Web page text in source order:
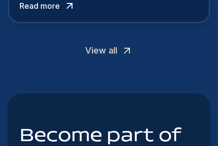
attract the best profiles.
Read more
View all
Become part of